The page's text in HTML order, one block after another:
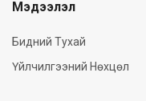
Мэдээлэл
Бидний Тухай
Үйлчилгээний Нөхцөл